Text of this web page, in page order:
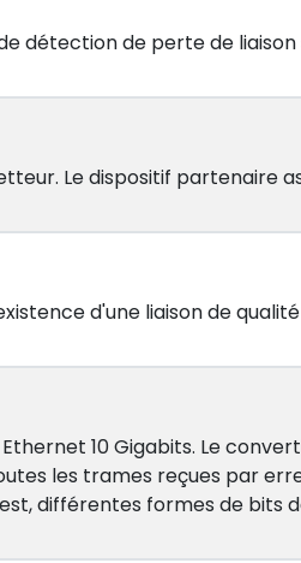
détection de perte de
Le dispositif partenaire
d'une liaison de
10 Gigabits. Le
les trames reçues par
différentes formes de